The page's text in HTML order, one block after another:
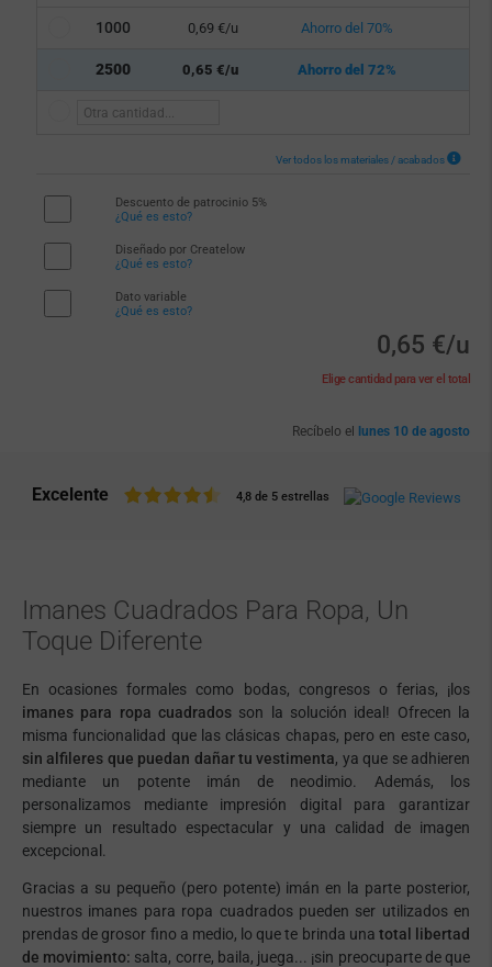
1000 0,69 €/u Ahorro del 70%
2500 0,65 €/u Ahorro del 72%
Ver todos los materiales / acabados
Descuento de patrocinio 5%
¿Qué es esto?
Diseñado por Createlow
¿Qué es esto?
Dato variable
¿Qué es esto?
0,65 €/u
Elige cantidad para ver el total
Recíbelo el lunes 10 de agosto
Excelente 4,8 de 5 estrellas
Imanes Cuadrados Para Ropa, Un
Toque Diferente
En ocasiones formales como bodas, congresos o ferias, ¡los
imanes para ropa cuadrados son la solución ideal! Ofrecen la
misma funcionalidad que las clásicas chapas, pero en este caso,
sin alfileres que puedan dañar tu vestimenta, ya que se adhieren
mediante un potente imán de neodimio. Además, los
personalizamos mediante impresión digital para garantizar
siempre un resultado espectacular y una calidad de imagen
excepcional.
Gracias a su pequeño (pero potente) imán en la parte posterior,
nuestros imanes para ropa cuadrados pueden ser utilizados en
prendas de grosor fino a medio, lo que te brinda una total libertad
de movimiento: salta, corre, baila, juega... ¡sin preocuparte de que